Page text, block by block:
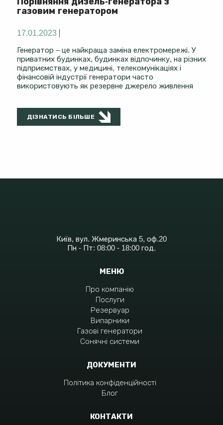
газовим генератором
17.01.2023
Генератор – це найкраща заміна електромережі. У
приватних будинках, будинках відпочинку, на різних
підприємствах, у медицині, телекомунікаціях і
фінансовій індустрії генератори часто
використовують як резервне джерело живлення
ДІЗНАТИСЬ БІЛЬШЕ
Київ, вул. Жмеринська 5, оф.20
Пн - Пт: 08:00 - 18:00 год.
МЕНЮ
Про компанію
Послуги
Резервуар
Випарники
Газові генератори
Сонячні системи
ДОКУМЕНТИ
Політика конфіденційності
Блог
КОНТАКТИ